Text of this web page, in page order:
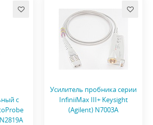
с
Усилитель пробника серии
InfiniiMax III+ Keysight
(Agilent) N7003A